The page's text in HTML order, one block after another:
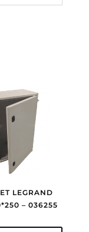
LEGRAND
– 036255